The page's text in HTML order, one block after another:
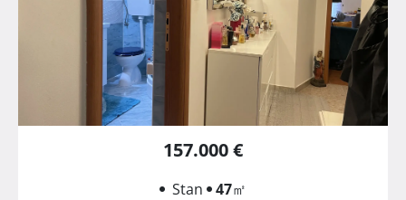
157.000 €
Stan 47㎡